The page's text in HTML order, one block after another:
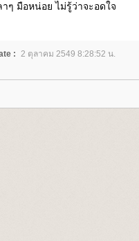
ๆ มือหน่อย ไม่รู้ว่าจะอดใจ
: 2 ตุลาคม 2549 8:28:52 น.